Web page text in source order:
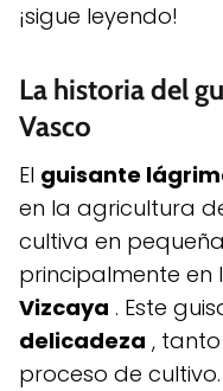
¡sigue leyendo!
La historia del
Vasco
El guisante
en la agricultura
cultiva en
principalmente en
Vizcaya . Este
delicadeza ,
proceso de